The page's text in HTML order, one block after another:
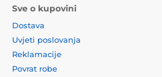
Sve o kupovini
Dostava
Uvjeti poslovanja
Reklamacije
Povrat robe